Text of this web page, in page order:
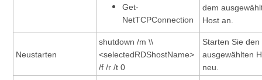
Get-
NetTCPConnection
dem
Host an.
Neustarten
shutdown /m \\
<selectedRDShostName>
/f /r /t 0
Starten Sie den
ausgewählten
neu.